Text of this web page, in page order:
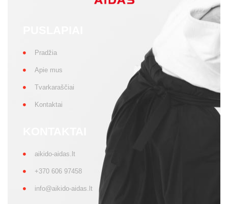
Pradžia
Apie mus
Tvarkaraščiai
Kontaktai
aikido-aidas.lt
+370 606 97458
info@aikido-aidas.lt